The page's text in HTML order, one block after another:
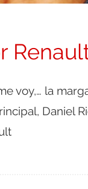
voy,… la
Daniel